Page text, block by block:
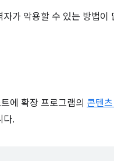
가 악용할 수 있는 방법
에 확장 프로그램의 콘텐
다.